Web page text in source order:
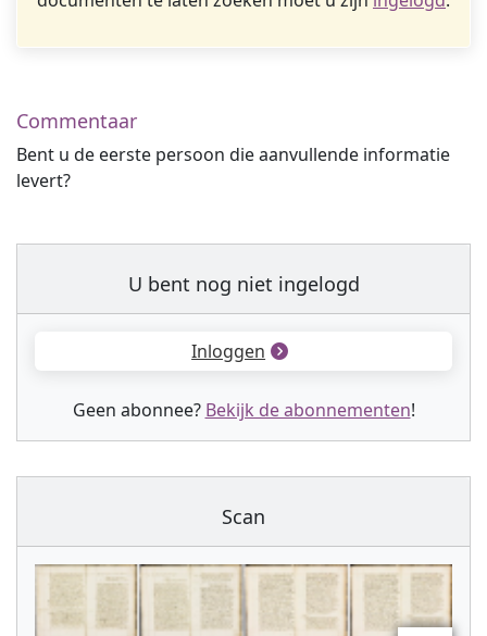
Commentaar
Bent u de eerste persoon die aanvullende informatie
levert?
U bent nog niet ingelogd
Inloggen
Geen abonnee? Bekijk de abonnementen!
Scan